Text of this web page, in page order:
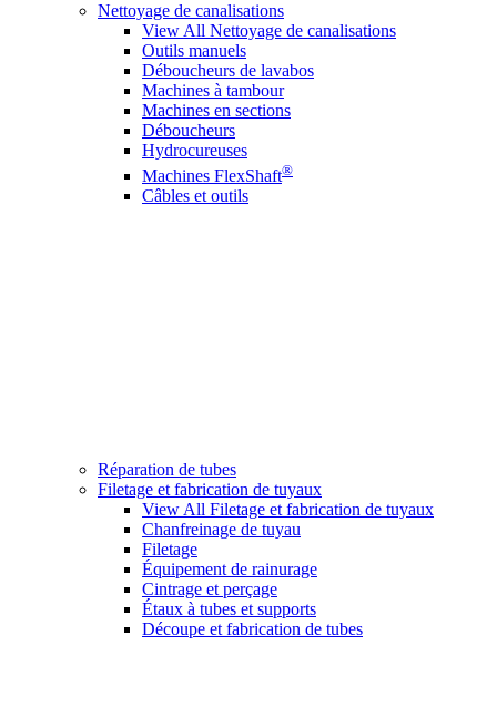
Nettoyage de canalisations
View All Nettoyage de canalisations
Outils manuels
Déboucheurs de lavabos
Machines à tambour
Machines en sections
Déboucheurs
Hydrocureuses
Machines FlexShaft®
Câbles et outils
Réparation de tubes
Filetage et fabrication de tuyaux
View All Filetage et fabrication de tuyaux
Chanfreinage de tuyau
Filetage
Équipement de rainurage
Cintrage et perçage
Étaux à tubes et supports
Découpe et fabrication de tubes